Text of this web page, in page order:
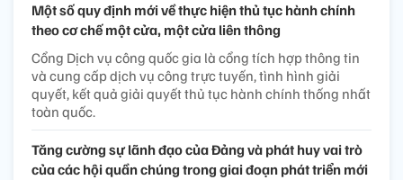
Một số quy định mới về thực hiện thủ tục hành chính
theo cơ chế một cửa, một cửa liên thông
Cổng Dịch vụ công quốc gia là cổng tích hợp thông tin
và cung cấp dịch vụ công trực tuyến, tình hình giải
quyết, kết quả giải quyết thủ tục hành chính thống nhất
toàn quốc.
Tăng cường sự lãnh đạo của Đảng và phát huy vai trò
của các hội quần chúng trong giai đoạn phát triển mới